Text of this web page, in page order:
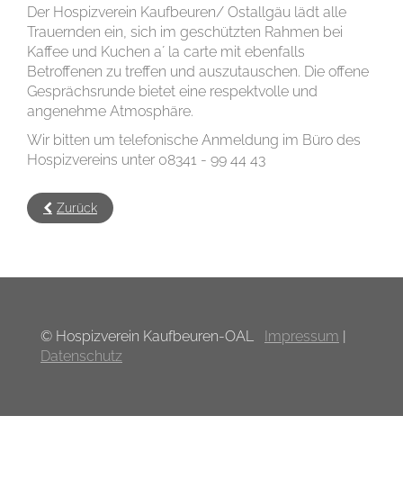
Der Hospizverein Kaufbeuren/ Ostallgäu lädt alle
Trauernden ein, sich im geschützten Rahmen bei
Kaffee und Kuchen a´ la carte mit ebenfalls
Betroffenen zu treffen und auszutauschen. Die offene
Gesprächsrunde bietet eine respektvolle und
angenehme Atmosphäre.
Wir bitten um telefonische Anmeldung im Büro des
Hospizvereins unter 08341 - 99 44 43
Zurück
© Hospizverein Kaufbeuren-OAL Impressum |
Datenschutz